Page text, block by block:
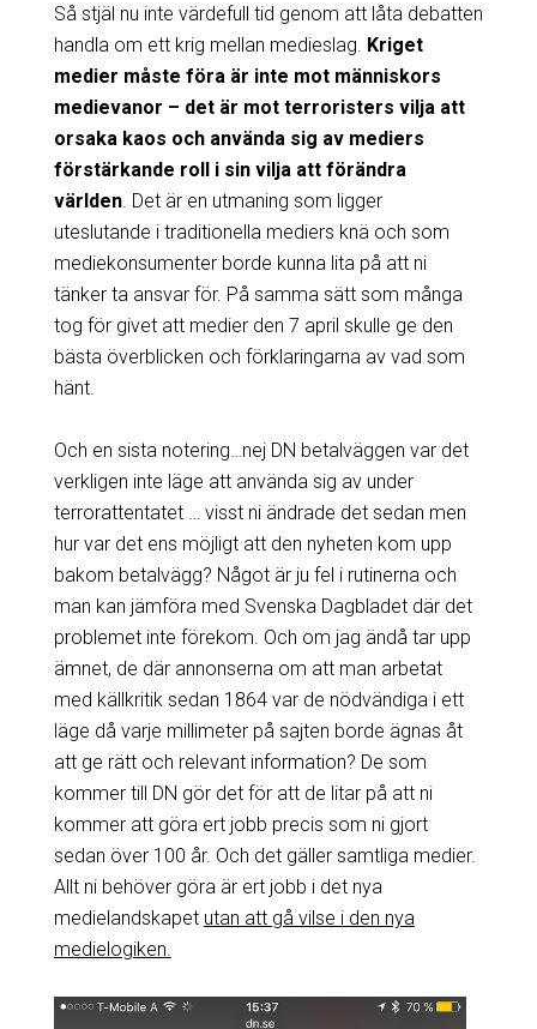
Så stjäl nu inte värdefull tid genom att låta debatten
handla om ett krig mellan medieslag. Kriget
medier måste föra är inte mot människors
medievanor – det är mot terroristers vilja att
orsaka kaos och använda sig av mediers
förstärkande roll i sin vilja att förändra
världen. Det är en utmaning som ligger
uteslutande i traditionella mediers knä och som
mediekonsumenter borde kunna lita på att ni
tänker ta ansvar för. På samma sätt som många
tog för givet att medier den 7 april skulle ge den
bästa överblicken och förklaringarna av vad som
hänt.
Och en sista notering…nej DN betalväggen var det
verkligen inte läge att använda sig av under
terrorattentatet … visst ni ändrade det sedan men
hur var det ens möjligt att den nyheten kom upp
bakom betalvägg? Något är ju fel i rutinerna och
man kan jämföra med Svenska Dagbladet där det
problemet inte förekom. Och om jag ändå tar upp
ämnet, de där annonserna om att man arbetat
med källkritik sedan 1864 var de nödvändiga i ett
läge då varje millimeter på sajten borde ägnas åt
att ge rätt och relevant information? De som
kommer till DN gör det för att de litar på att ni
kommer att göra ert jobb precis som ni gjort
sedan över 100 år. Och det gäller samtliga medier.
Allt ni behöver göra är ert jobb i det nya
medielandskapet utan att gå vilse i den nya
medielogiken.